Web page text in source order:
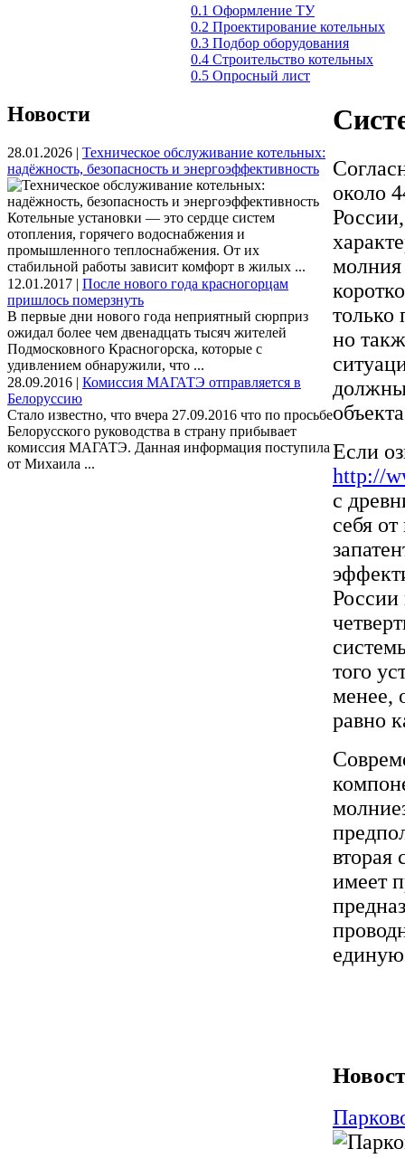
0.1 Оформление ТУ
0.2 Проектирование котельных
0.3 Подбор оборудования
0.4 Строительство котельных
0.5 Опросный лист
Новости
28.01.2026 | Техническое обслуживание котельных:
надёжность, безопасность и энергоэффективность
Котельные установки — это сердце систем
отопления, горячего водоснабжения и
промышленного теплоснабжения. От их
стабильной работы зависит комфорт в жилых ...
12.01.2017 | После нового года красногорцам
пришлось померзнуть
В первые дни нового года неприятный сюрприз
ожидал более чем двенадцать тысяч жителей
Подмосковного Красногорска, которые с
удивлением обнаружили, что ...
28.09.2016 | Комиссия МАГАТЭ отправляется в
Белоруссию
Стало известно, что вчера 27.09.2016 что по просьбе
Белорусского руководства в страну прибывает
комиссия МАГАТЭ. Данная информация поступила
от Михаила ...
около
молния
только
но
Если
http://
с
себя
того
менее,
равно
вторая
имеет